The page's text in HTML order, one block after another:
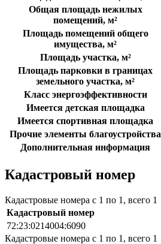
Общая площадь нежилых
помещений, м²
Площадь помещений общего
имущества, м²
Площадь участка, м²
Площадь парковки в границах
земельного участка, м²
Класс энергоэффективности
Имеется детская площадка
Имеется спортивная площадка
Прочие элементы благоустройства
Дополнительная информация
Кадастровый номер
Кадастровые номера с 1 по 1, всего 1
Кадастровый номер
72:23:0214004:6090
Кадастровые номера с 1 по 1, всего 1